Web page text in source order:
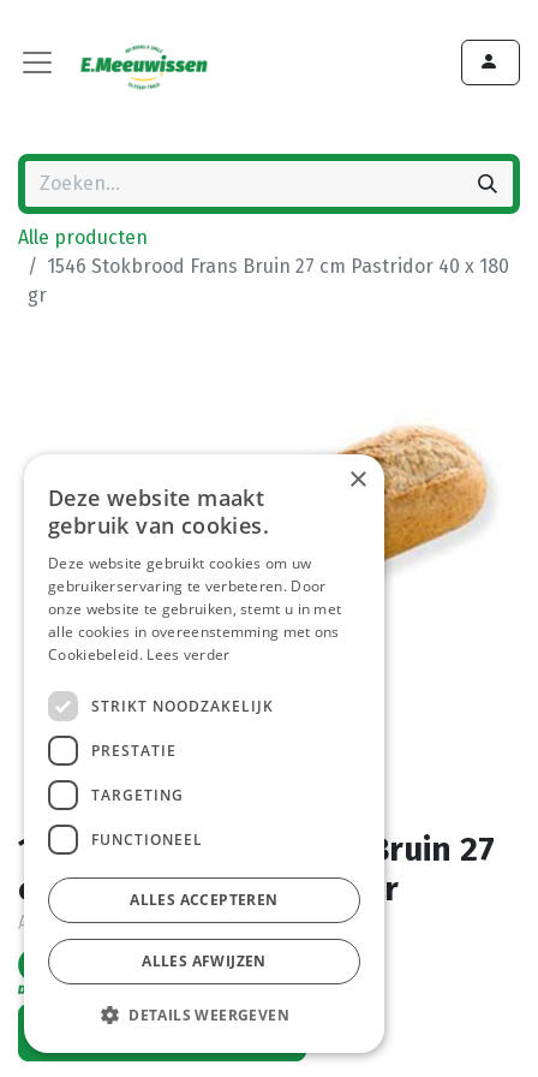
Alle producten
1546 Stokbrood Frans Bruin 27 cm Pastridor 40 x 180
gr
1546 Stokbrood Frans Bruin 27
cm Pastridor 40 x 180 gr
Actief
Vraag een account aan
×
Deze website maakt
gebruik van cookies.
Deze website gebruikt cookies om uw
gebruikerservaring te verbeteren. Door
onze website te gebruiken, stemt u in met
alle cookies in overeenstemming met ons
Cookiebeleid. Lees verder
STRIKT NOODZAKELIJK
PRESTATIE
TARGETING
FUNCTIONEEL
ALLES ACCEPTEREN
ALLES AFWIJZEN
DETAILS WEERGEVEN